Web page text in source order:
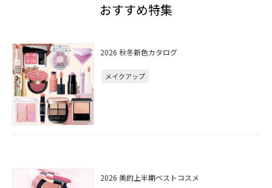
おすすめ特集
2026 秋冬新色カタログ
メイクアップ
2026 美的上半期ベストコスメ